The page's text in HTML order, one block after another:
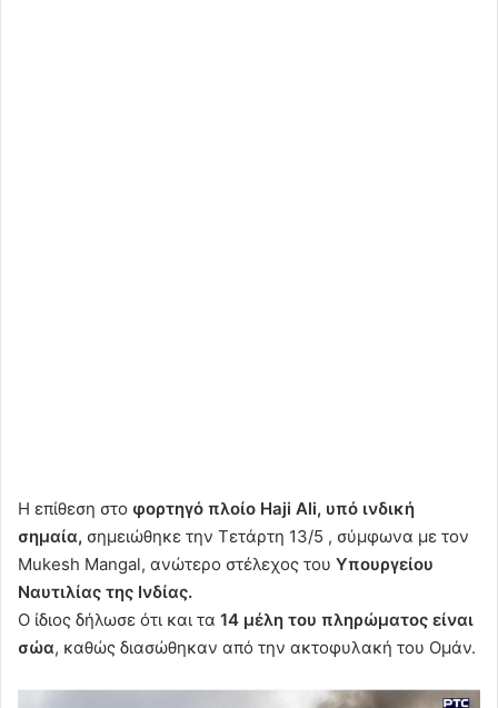
Η επίθεση στο φορτηγό πλοίο Haji Ali, υπό ινδική
σημαία, σημειώθηκε την Τετάρτη 13/5 , σύμφωνα με τον
Mukesh Mangal, ανώτερο στέλεχος του Υπουργείου
Ναυτιλίας της Ινδίας.
Ο ίδιος δήλωσε ότι και τα 14 μέλη του πληρώματος είναι
σώα, καθώς διασώθηκαν από την ακτοφυλακή του Ομάν.